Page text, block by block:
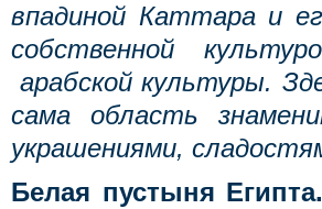
впадиной Каттара и
собственной
арабской культуры.
сама область
украшениями,
Белая пустыня